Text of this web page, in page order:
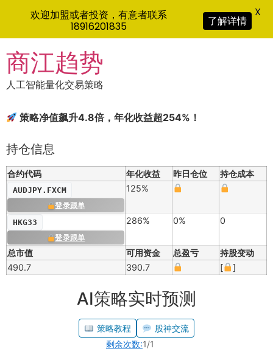
to
content
商江趋势
人工智能量化交易策略
策略净值飙升4.8倍，年化收益超254%！
持仓信息
合约代码 年化收益 昨日仓位 持仓成本
AUDJPY.FXCM
登录跟单
125%
HKG33
登录跟单
286% 0% 0
总市值 可用资金 总盈亏
持股变动
490.7
390.7 [ ]
AI策略实时预测
策略教程
股神交流
剩余次数:1/1
欢迎加盟或者投资，有意者联系
18916201835
了解详情
X